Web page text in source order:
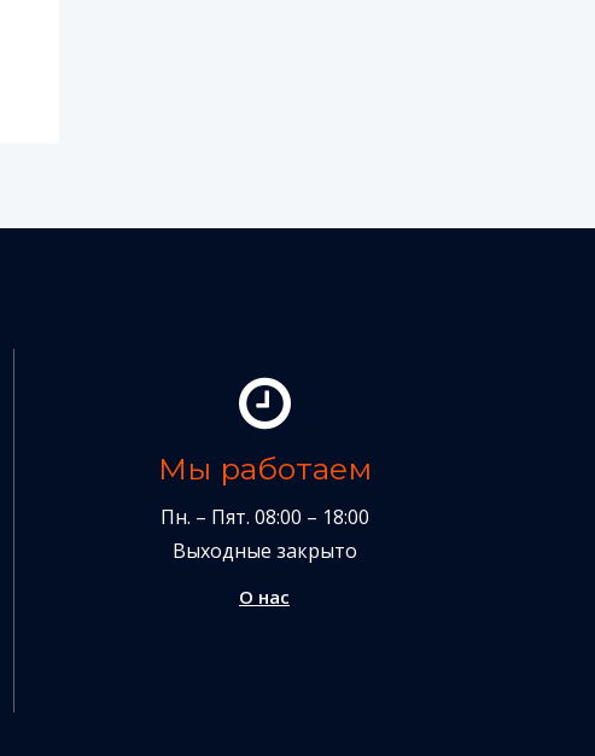
Мы работаем
Пн. – Пят. 08:00 – 18:00
Выходные закрыто
О нас